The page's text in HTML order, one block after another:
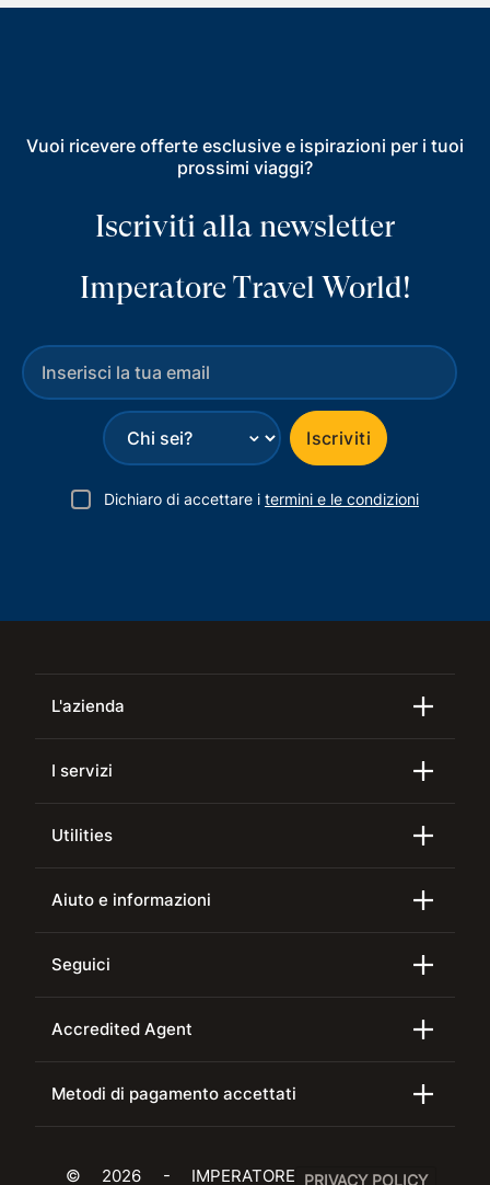
Vuoi ricevere offerte esclusive e ispirazioni per i tuoi
prossimi viaggi?
Iscriviti alla newsletter
Imperatore Travel World!
⌄ Iscriviti
Dichiaro di accettare i termini e le condizioni
L'azienda
I servizi
Utilities
Aiuto e informazioni
Seguici
Accredited Agent
Metodi di pagamento accettati
© 2026 - IMPERATORE PRIVACY POLICY